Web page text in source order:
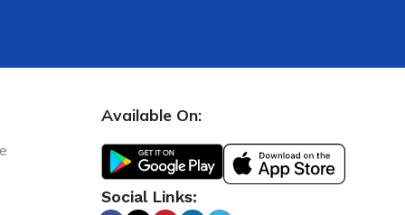
Available On:
Social Links: